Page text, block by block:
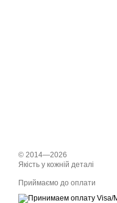
© 2014—2026
Якість у кожній деталі
Приймаємо до оплати